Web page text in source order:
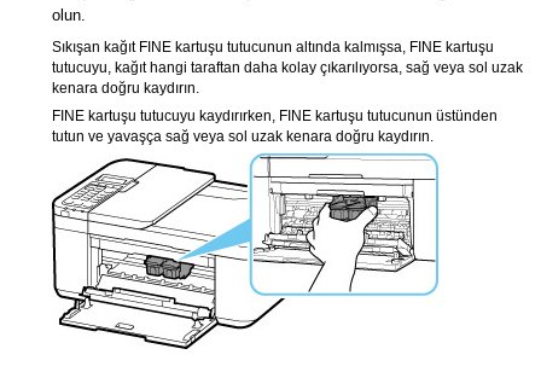
olun.
Sıkışan kağıt FINE kartuşu tutucunun altında kalmışsa,
FINE kartuşu
tutucuyu
, kağıt hangi taraftan daha kolay çıkarılıyorsa, sağ veya sol uzak
kenara doğru kaydırın.
FINE kartuşu tutucuyu kaydırırken, FINE kartuşu tutucunun üstünden
tutun ve yavaşça sağ veya sol uzak kenara doğru kaydırın.